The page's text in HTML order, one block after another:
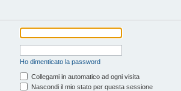
Ho dimenticato la password
Collegami in automatico ad ogni visita
Nascondi il mio stato per questa sessione